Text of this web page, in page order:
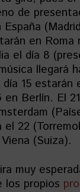
de
España
en Roma
el día 8
llegará
15 estarán
en Berlín. El
el 22
(Suiza).
muy
los propios